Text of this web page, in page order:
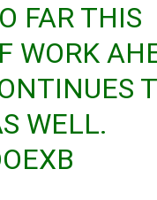
FAR THIS
WORK
WELL.